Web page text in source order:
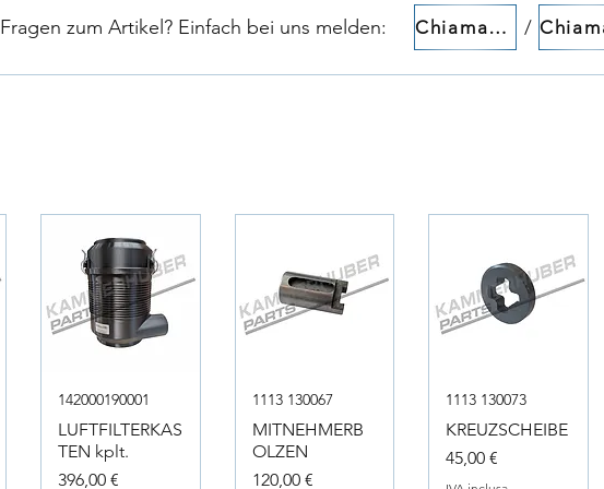
Fragen zum Artikel? Einfach bei uns melden:​​ Chiamaci! /
142000190001
LUFTFILTERKAS
TEN kplt.
Prezzo
396,00 €
1113 130067
MITNEHMERB
OLZEN
Prezzo
120,00 €
1113 130073
KREUZSCHEIBE
Prezzo
45,00 €